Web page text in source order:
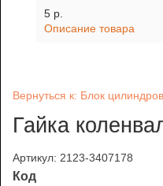
5 p.
Описание товара
Вернуться к: Блок цилиндров
Гайка
Артикул: 2123-3407178
Код